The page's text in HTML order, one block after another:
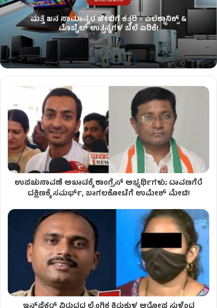
ಮತ್ತೆ ಜನ ಸಾಮಾನ್ಯರ ಜೇಬಿಗೆ ಕತ್ತರಿ – ಎಲೆಕ್ಟ್ರಾನಿಕ್ಸ್ &
ಮೊಬೈಲ್ ಉತ್ಪನ್ನಗಳ ಬೆಲೆ ಏರಿಕೆ!
ಉಪಚುನಾವಣೆ ಅಖಾಡಕ್ಕೆ ಕಾಂಗ್ರೆಸ್ ಅಭ್ಯರ್ಥಿಗಳು; ದಾವಣಗೆರೆ
ದಕ್ಷಿಣಕ್ಕೆ ಸಮರ್ಥ್, ಬಾಗಲಕೋಟೆಗೆ ಉಮೇಶ್ ಮೇಟಿ!